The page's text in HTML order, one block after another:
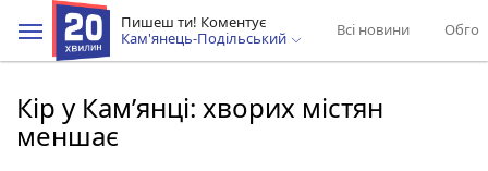
Пишеш ти! Коментує
Кам'янець-Подільський
Всі новини
Кір у Кам’янці: хворих містян
меншає